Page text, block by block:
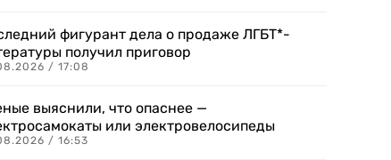
фигурант дела о продаже ЛГБТ*-
получил приговор
/ 17:08
выяснили, что опаснее —
или электровелосипеды
/ 16:53